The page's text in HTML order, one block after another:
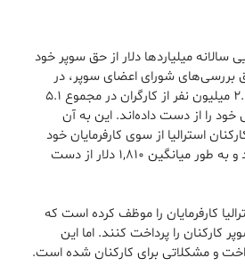
سالانه میلیاردها دلار از حق سوپر خود
بررسی‌های شورای اعضای سوپر، در
سال ۲۰۲۱-۲۰۲۲ حدود ۲.۸ میلیون نفر از کارگران در مجموع ۵.۱
خود را از دست داده‌اند. این به آن
استرالیا از سوی کارفرمایان خود
دچار کم‌پرداختی شده‌اند و به طور میانگین ۱,۸۱۰ دلار از دست
کارفرمایان را موظف کرده است که
کارکنان را پرداخت کنند. اما این
و مشکلاتی برای کارکنان شده است.